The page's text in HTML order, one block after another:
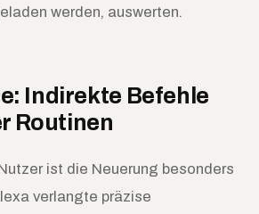
werden, auswerten.
Indirekte Befehle
Routinen
ist die Neuerung besonders
verlangte präzise